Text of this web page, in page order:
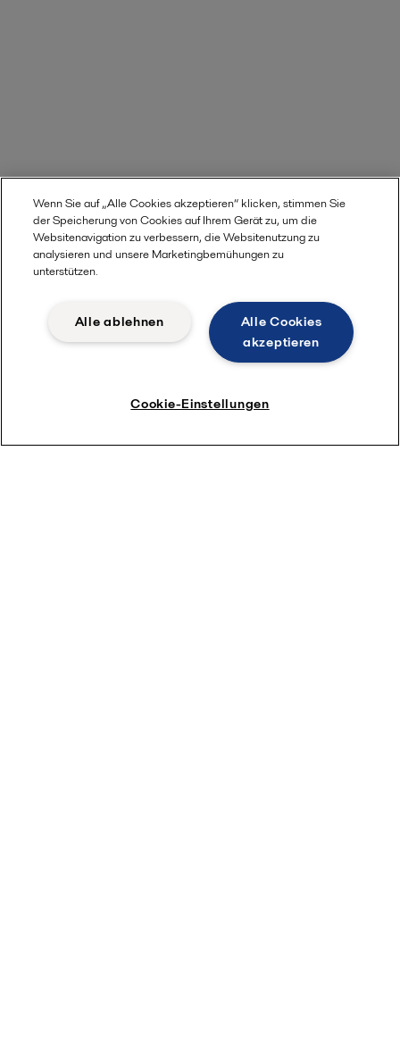
Wenn Sie auf „Alle Cookies akzeptieren“ klicken, stimmen Sie
der Speicherung von Cookies auf Ihrem Gerät zu, um die
Websitenavigation zu verbessern, die Websitenutzung zu
analysieren und unsere Marketingbemühungen zu
unterstützen.
Alle Cookies
akzeptieren
Alle ablehnen
Cookie-Einstellungen